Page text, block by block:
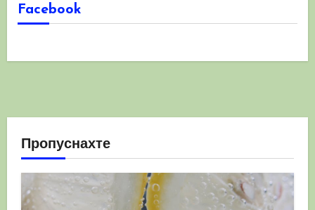
Facebook
Пропуснахте